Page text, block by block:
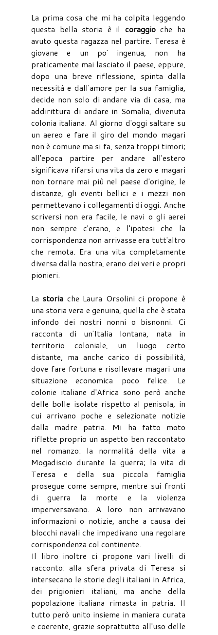
La prima cosa che mi ha colpita leggendo
questa bella storia è il coraggioche ha
avuto questa ragazza nel partire. Teresa è
giovane e un po' ingenua, non ha
praticamente mai lasciato il paese, eppure,
dopo una breve riflessione, spinta dalla
necessità e dall'amore per la sua famiglia,
decide non solo di andare via di casa, ma
addirittura di andare in Somalia, divenuta
colonia italiana. Al giorno d'oggi saltare su
un aereo e fare il giro del mondo magari
non è comune ma si fa, senza troppi timori;
all'epoca partire per andare all'estero
significava rifarsi una vita da zero e magari
non tornare mai più nel paese d'origine, le
distanze, gli eventi bellici e i mezzi non
permettevano i collegamenti di oggi. Anche
scriversi non era facile, le navi o gli aerei
non sempre c'erano, e l'ipotesi che la
corrispondenza non arrivasse era tutt'altro
che remota. Era una vita completamente
diversa dalla nostra, erano dei veri e propri
pionieri.
La storia che Laura Orsolini ci propone è
una storia vera e genuina, quella che è stata
infondo dei nostri nonni o bisnonni. Ci
racconta di un'Italia lontana, nata in
territorio coloniale, un luogo certo
distante, ma anche carico di possibilità,
dove fare fortuna e risollevare magari una
situazione economica poco felice. Le
colonie italiane d'Africa sono però anche
delle bolle isolate rispetto al penisola, in
cui arrivano poche e selezionate notizie
dalla madre patria. Mi ha fatto moto
riflette proprio un aspetto ben raccontato
nel romanzo: la normalità della vita a
Mogadiscio durante la guerra; la vita di
Teresa e della sua piccola famiglia
prosegue come sempre, mentre sui fronti
di guerra la morte e la violenza
imperversavano. A loro non arrivavano
informazioni o notizie, anche a causa dei
blocchi navali che impedivano una regolare
corrispondenza col continente.
Il libro inoltre ci propone vari livelli di
racconto: alla sfera privata di Teresa si
intersecano le storie degli italiani in Africa,
dei prigionieri italiani, ma anche della
popolazione italiana rimasta in patria. Il
tutto però unito insieme in maniera curata
e coerente, grazie soprattutto all'uso delle